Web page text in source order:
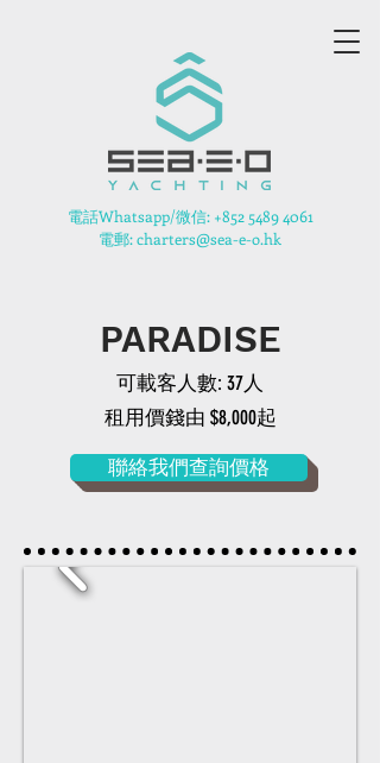
​電話Whatsapp/微信: +852 5489 4061
電郵: charters@sea-e-o.hk
PARADISE
可載客人數: 37人
租用價錢由 $8,000起
聯絡我們查詢價格